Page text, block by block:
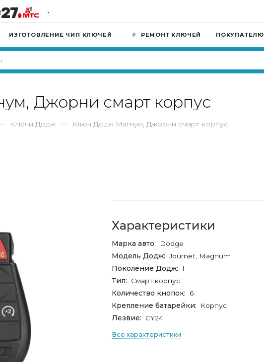
ИЗГОТОВЛЕНИЕ ЧИП КЛЮЧЕЙ РЕМОНТ КЛЮЧЕЙ ПОКУПАТЕЛЮ
Джорни смарт корпус
Ключи Додж — Ключ Додж Магнум, Джорни смарт корпус
Характеристики
Марка авто
Dodge
Модель Додж
Journet, Magnum
Поколение Додж
I
Тип
Смарт корпус
Количество кнопок
6
Крепление батарейки
Корпус
Лезвие
СY24
Все характеристики